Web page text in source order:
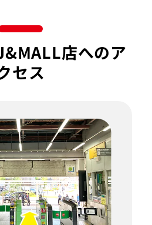
店へのア
セス